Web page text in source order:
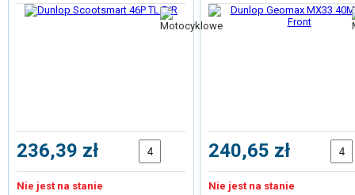
236,39 zł
Nie jest na stanie
240,65 zł
Nie jest na stanie